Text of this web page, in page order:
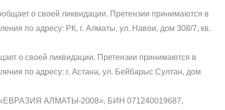
о своей ликвидации. Претензии принимаются в
по адресу: РК, г. Алматы, ул. Навои, дом 308/7, кв.
о своей ликвидации. Претензии принимаются в
по адресу: г. Астана, ул. Бейбарыс Султан, дом
«ЕВРАЗИЯ АЛМАТЫ-2008», БИН 071240019687,